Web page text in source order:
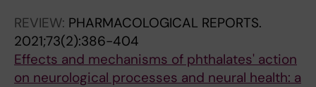
REVIEW: PHARMACOLOGICAL REPORTS.
2021;73(2):386-404
Effects and mechanisms of phthalates' action
on neurological processes and neural health: a